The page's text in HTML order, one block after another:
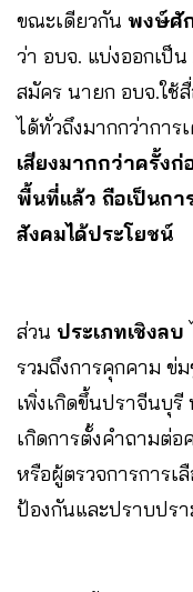
ขณะเดียวกัน พงษ์ศั
ว่า อบจ. แบ่งออกเป็
สมัคร นายก อบจ.ใช้
ได้ทั่วถึงมากกว่าการ
เสียงมากกว่าครั้ง
พื้นที่แล้ว ถือเป็นก
สังคมได้ประโยชน์
ส่วน ประเภทเชิงลบ
รวมถึงการคุกคาม ข่
เพิ่งเกิดขึ้นปราจีนบุ
เกิดการตั้งคำถามต่อ
หรือผู้ตรวจการการเ
ป้องกันและปราบปรา